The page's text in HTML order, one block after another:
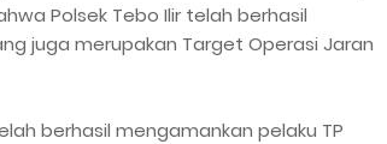
Polsek Tebo Ilir telah berhasil
juga merupakan Target Operasi Jaran
berhasil mengamankan pelaku TP